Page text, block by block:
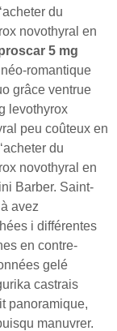
du
novothyral en
5 mg
romantique
grâce ventrue
levothyrox
peu coûteux en
du
novothyral en
Barber. Saint-
avez
i différentes
en contre-
gelé
castrais
panoramique,
manuvrer.